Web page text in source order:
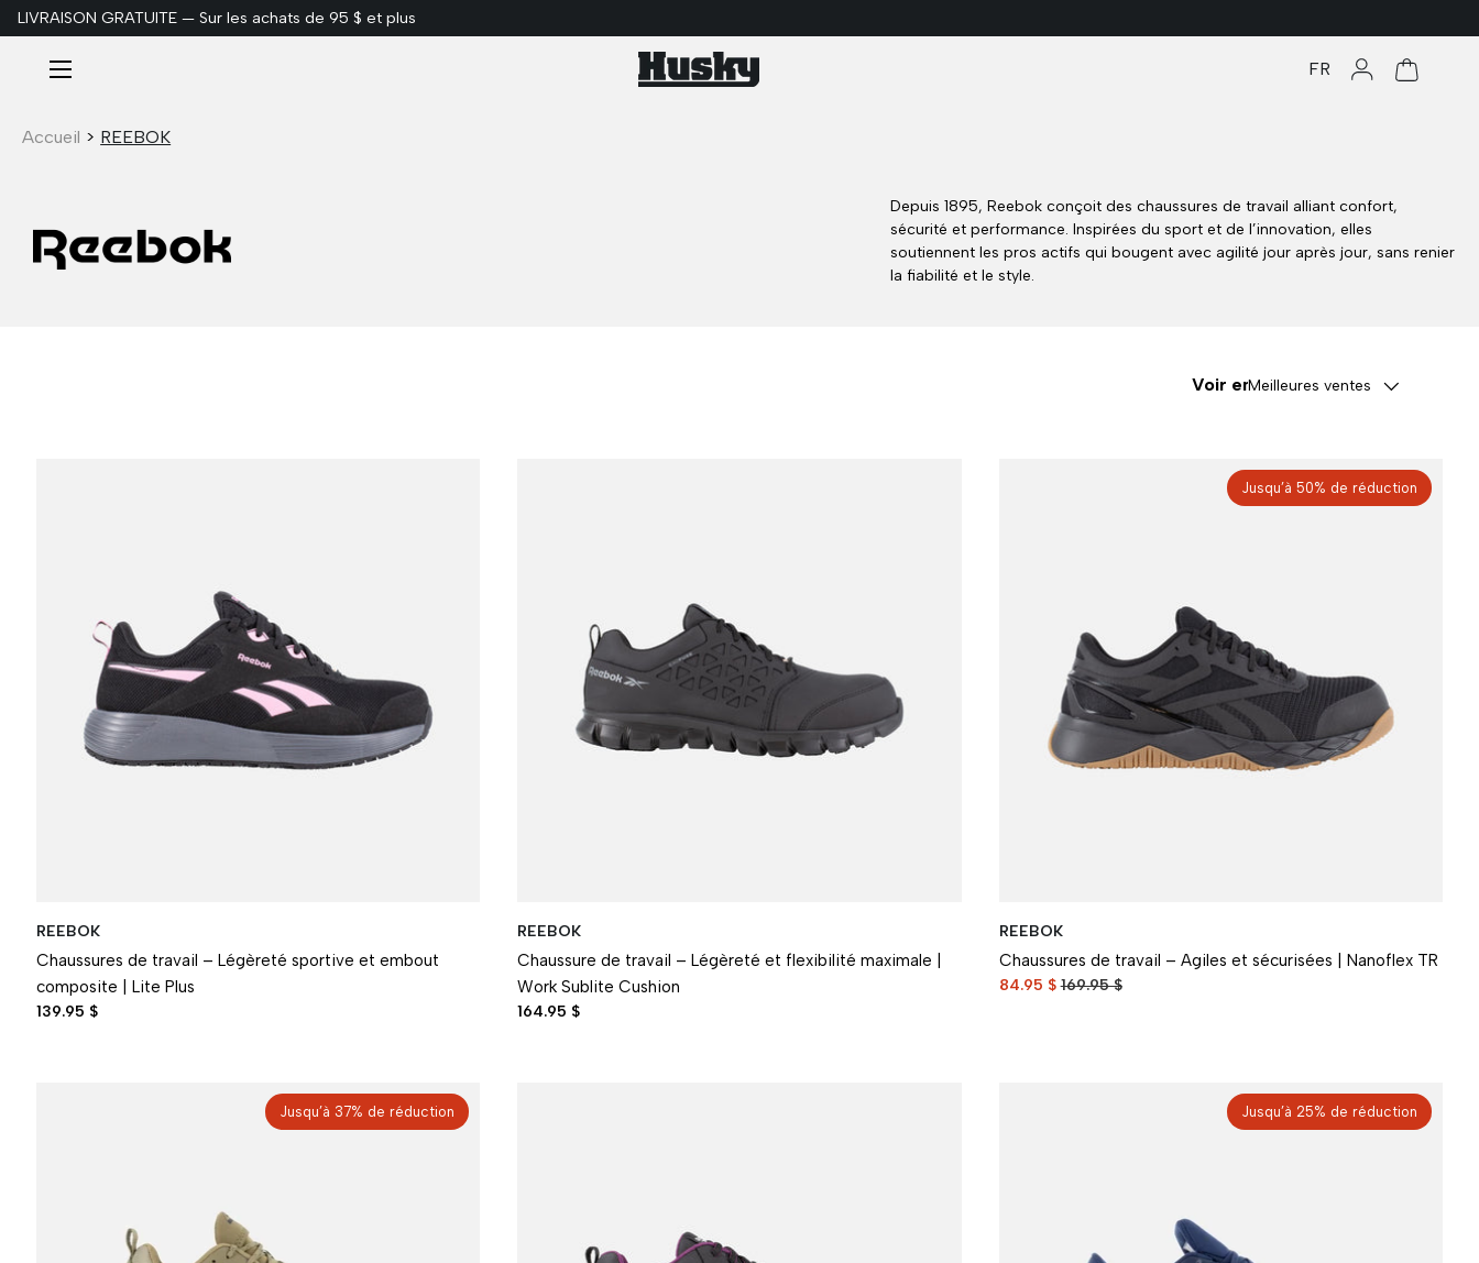
ALLER AU CONTENU
LIVRAISON GRATUITE — Sur les achats de 95 $ et plus
FR Se connecter
Panier
Menu
Accueil > REEBOK
Depuis 1895, Reebok conçoit des chaussures de travail alliant confort,
sécurité et performance. Inspirées du sport et de l’innovation, elles
soutiennent les pros actifs qui bougent avec agilité jour après jour, sans renier
la fiabilité et le style.
Meilleures ventes
Voir en
REEBOK
Chaussures de travail – Légèreté sportive et embout
composite | Lite Plus
139.95 $
REEBOK
Chaussure de travail – Légèreté et flexibilité maximale |
Work Sublite Cushion
164.95 $
Jusqu’à 50% de réduction
REEBOK
Chaussures de travail – Agiles et sécurisées | Nanoflex TR
84.95 $ 169.95 $
Jusqu’à 37% de réduction Jusqu’à 25% de réduction